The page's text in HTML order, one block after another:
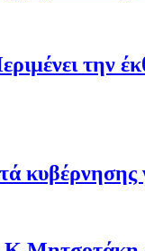
την
κυβέρνησης